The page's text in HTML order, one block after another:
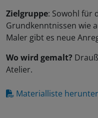
Zielgruppe: Sowohl für
Grundkenntnissen wie
Maler gibt es neue
Wo wird gemalt?
Atelier.
Materialliste